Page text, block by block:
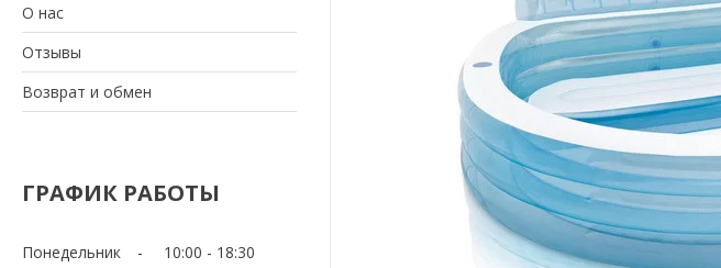
О нас
Отзывы
Возврат и обмен
ГРАФИК РАБОТЫ
Понедельник 10:00
18:30